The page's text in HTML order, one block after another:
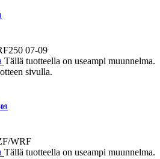
Tällä tuotteella on useampi muunnelma.
sivulla.
Tällä tuotteella on useampi muunnelma.